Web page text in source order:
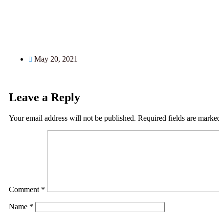
May 20, 2021
Leave a Reply
Your email address will not be published. Required fields are
Comment *
Name *